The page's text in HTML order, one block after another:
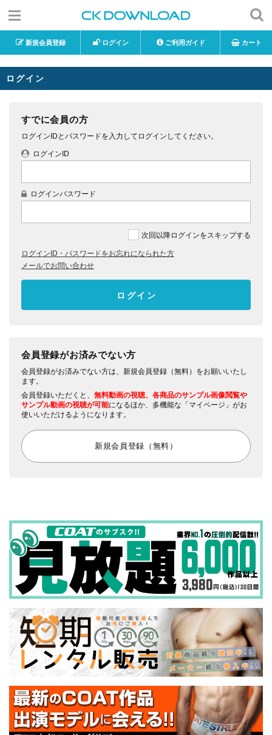
新規会員登録 ログイン ご利用ガイド カート
ログイン
すでに会員の方
ログインIDとパスワードを入力してログインしてください。
ログインID
ログインパスワード
次回以降ログインをスキップする
ログインID・パスワードをお忘れになられた方
メールでお問い合わせ
会員登録がお済みでない方
会員登録がお済みでない方は、新規会員登録（無料）をお願いいたし
ます。
会員登録いただくと、 無料動画の視聴、各商品のサンプル画像閲覧や
サンプル動画の視聴が可能になるほか、多機能な「マイページ」がお
使いいただけるようになります。